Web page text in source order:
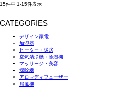
15件中 1-15件表示
CATEGORIES
デザイン家電
加湿器
ヒーター・暖房
空気清浄機・除湿機
マッサージ・美容
掃除機
アロマディフューザー
扇風機